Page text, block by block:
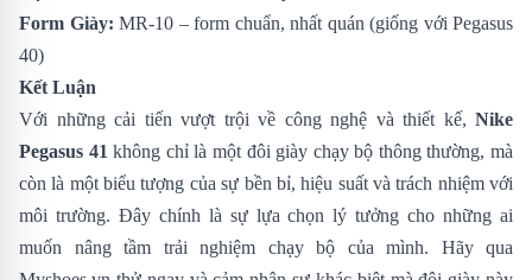
Form Giày: MR-10 – form chuẩn, nhất quán (giống với Pegasus
40)
Kết Luận
Với những cải tiến vượt trội về công nghệ và thiết kế, Nike
Pegasus 41 không chỉ là một đôi giày chạy bộ thông thường, mà
còn là một biểu tượng của sự bền bỉ, hiệu suất và trách nhiệm với
môi trường. Đây chính là sự lựa chọn lý tưởng cho những ai
muốn nâng tầm trải nghiệm chạy bộ của mình. Hãy qua